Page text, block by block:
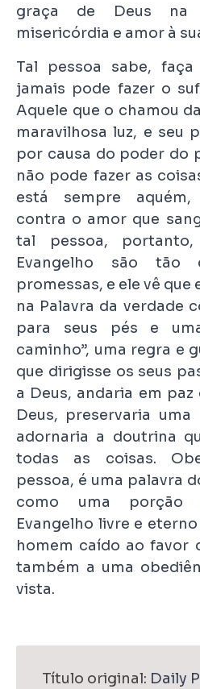
graça de Deus na
misericórdia e amor à
Tal pessoa sabe,
jamais pode fazer o
Aquele que o chamou
maravilhosa luz, e seu
por causa do poder do
não pode fazer as
está sempre
contra o amor que
tal pessoa,
Evangelho são tão
promessas, e ele vê
na Palavra da verdade
para seus pés e
caminho”, uma regra e
que dirigisse os seus
a Deus, andaria em
Deus, preservaria
adornaria a doutrina
todas as coisas.
pessoa, é uma palavra
como uma porção
Evangelho livre e
homem caído ao favor
também a uma
vista.
Título original: Daily